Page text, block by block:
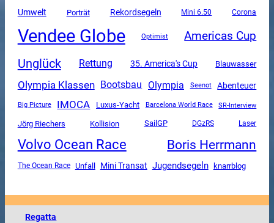
Umwelt Porträt Rekordsegeln Mini 6.50 Corona
Vendee Globe Optimist Americas Cup
Unglück Rettung 35. America's Cup Blauwasser
Olympia Klassen Bootsbau Olympia Seenot Abenteuer
Big Picture IMOCA Luxus-Yacht Barcelona World Race SR-Interview
Jörg Riechers Kollision SailGP DGzRS Laser
Volvo Ocean Race Boris Herrmann
The Ocean Race Unfall Mini Transat Jugendsegeln knarrblog
Regatta